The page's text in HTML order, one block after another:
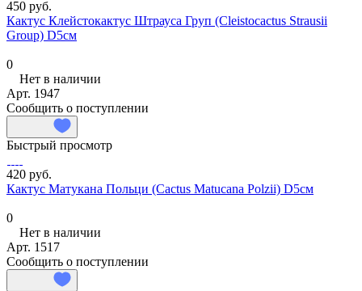
450 руб.
Кактус Клейстокактус Штрауса Груп (Cleistocactus Strausii
Group) D5см
0
Нет в наличии
Арт. 1947
Сообщить о поступлении
Быстрый просмотр
420 руб.
Кактус Матукана Польци (Cactus Matucana Polzii) D5см
0
Нет в наличии
Арт. 1517
Сообщить о поступлении